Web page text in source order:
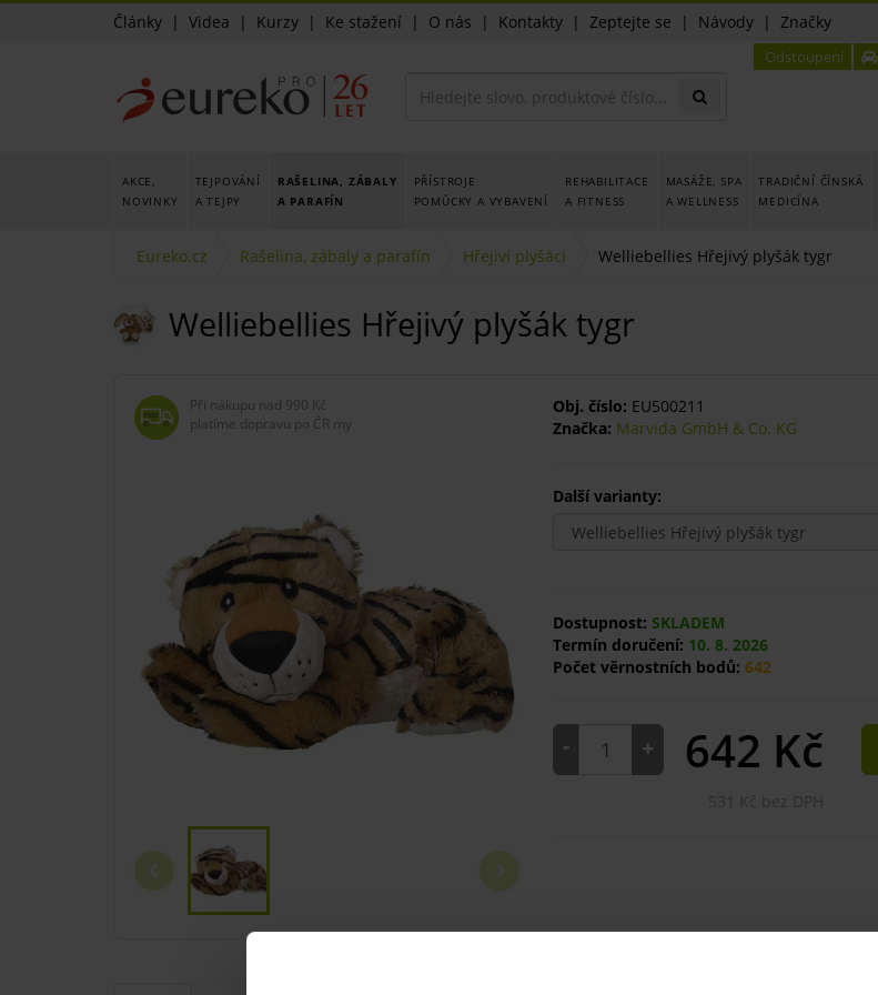
Články | Videa | Kurzy | Ke stažení | O nás | Kontakty | Zeptejte se | Návody | Značky
Odstoupení
AKCE,
NOVINKY
TEJPOVÁNÍ
A TEJPY
RAŠELINA, ZÁBALY
A PARAFÍN
PŘÍSTROJE
POMŮCKY A VYBAVENÍ
REHABILITACE
A FITNESS
MASÁŽE, SPA
A WELLNESS
TRADIČNÍ ČÍNSKÁ
MEDICÍNA
Eureko.cz Rašelina, zábaly a parafín Hřejiví plyšáci Welliebellies Hřejivý plyšák tygr
Welliebellies Hřejivý plyšák tygr
Při nákupu nad 990 Kč
platíme dopravu po ČR my
Obj. číslo: EU500211
Značka: Marvida GmbH & Co. KG
Další varianty:
Dostupnost: SKLADEM
Termín doručení: 10. 8. 2026
Počet věrnostních bodů: 642
- + 642 Kč